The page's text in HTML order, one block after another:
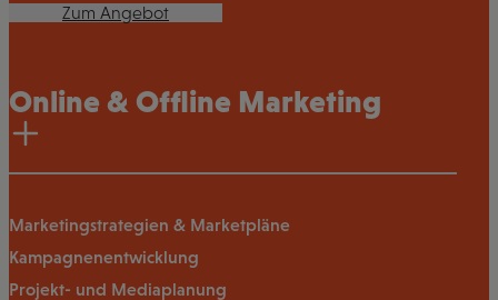
Zum Angebot
Online & Offline Marketing
Marketingstrategien & Marketpläne
Kampagnenentwicklung
Projekt- und Mediaplanung